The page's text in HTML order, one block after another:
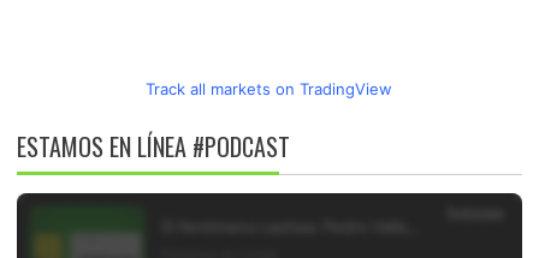
Track all markets on TradingView
ESTAMOS EN LÍNEA #PODCAST